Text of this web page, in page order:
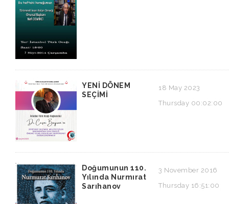
YENİ DÖNEM
SEÇİMİ
18 May 2023
Thursday 00:02:00
Doğumunun 110.
Yılında Nurmırat
Sarıhanov
3 November 2016
Thursday 16:51:00